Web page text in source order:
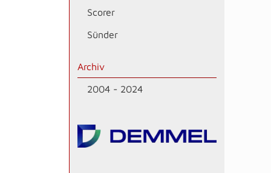
Scorer
Sünder
Archiv
2004 - 2024